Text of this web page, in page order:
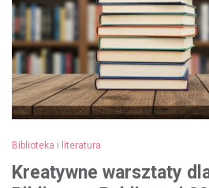
Biblioteka i literatura
Kreatywne warsztaty